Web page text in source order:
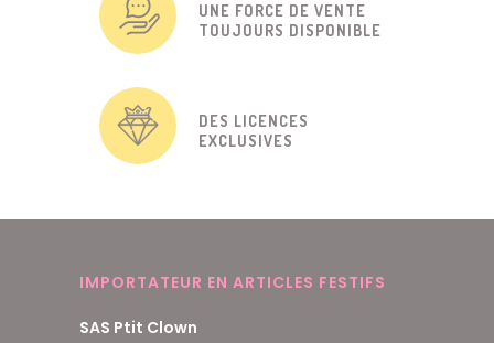
UNE FORCE DE VENTE
TOUJOURS DISPONIBLE
DES LICENCES
EXCLUSIVES
IMPORTATEUR EN ARTICLES FESTIFS
SAS Ptit Clown